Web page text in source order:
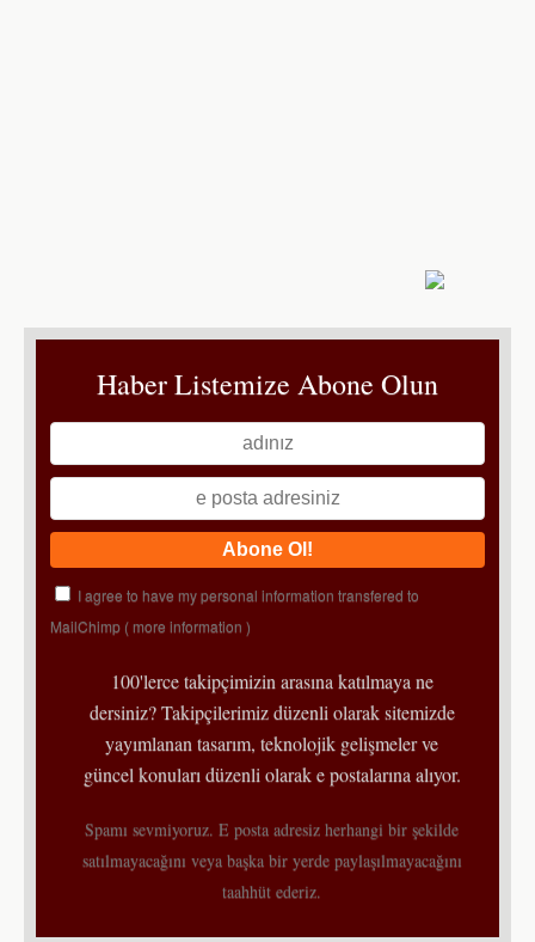
Haber Listemize Abone Olun
I agree to have my personal information transfered to
MailChimp ( more information )
100'lerce takipçimizin arasına katılmaya ne
dersiniz? Takipçilerimiz düzenli olarak sitemizde
yayımlanan tasarım, teknolojik gelişmeler ve
güncel konuları düzenli olarak e postalarına alıyor.
Spamı sevmiyoruz. E posta adresiz herhangi bir şekilde
satılmayacağını veya başka bir yerde paylaşılmayacağını
taahhüt ederiz.